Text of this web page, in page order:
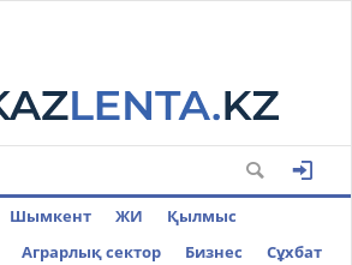
Шымкент ЖИ
Қылмыс
Аграрлық сектор Бизнес
Cұхбат